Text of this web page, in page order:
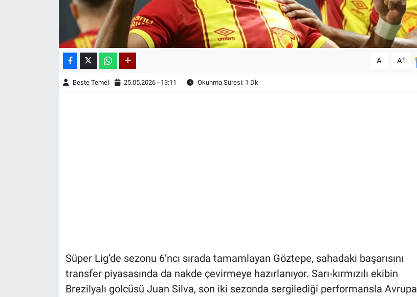
A- A+
Beste Temel 25.05.2026 - 13:11 Okunma Süresi: 1 Dk
Süper Lig’de sezonu 6’ncı sırada tamamlayan Göztepe, sahadaki başarısını
transfer piyasasında da nakde çevirmeye hazırlanıyor. Sarı-kırmızılı ekibin
Brezilyalı golcüsü Juan Silva, son iki sezonda sergilediği performansla Avrupa